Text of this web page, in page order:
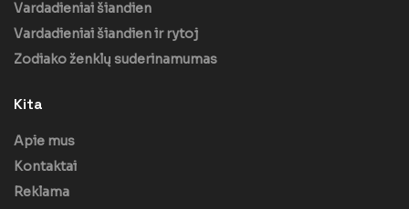
Vardadieniai šiandien
Vardadieniai šiandien ir rytoj
Zodiako ženklų suderinamumas
Kita
Apie mus
Kontaktai
Reklama